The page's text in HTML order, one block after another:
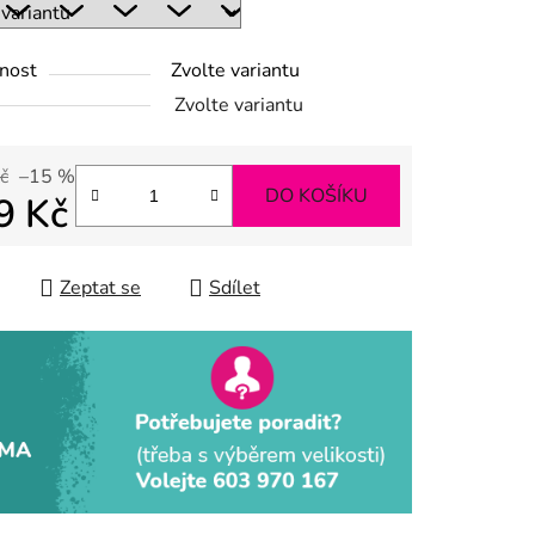
Zvolte variantu
Zvolte variantu
–15 %
Kč DO KOŠÍKU
Zeptat se Sdílet